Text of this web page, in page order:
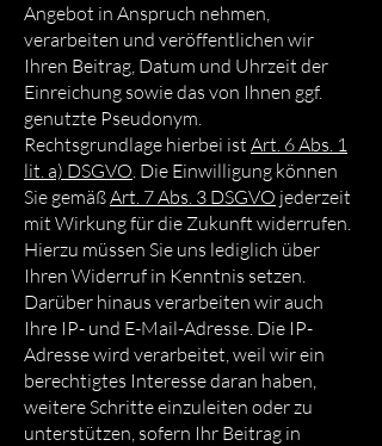
Angebot in Anspruch nehmen,
verarbeiten und veröffentlichen wir
Ihren Beitrag, Datum und Uhrzeit der
Einreichung sowie das von Ihnen ggf.
genutzte Pseudonym.
Rechtsgrundlage hierbei ist Art. 6 Abs. 1
lit. a) DSGVO. Die Einwilligung können
Sie gemäßArt. 7 Abs. 3 DSGVO jederzeit
mit Wirkung für die Zukunft widerrufen.
Hierzu müssen Sie uns lediglich über
Ihren Widerruf in Kenntnis setzen.
Darüber hinaus verarbeiten wir auch
Ihre IP- und E-Mail-Adresse. Die IP-
Adresse wird verarbeitet, weil wir ein
berechtigtes Interesse daran haben,
weitere Schritte einzuleiten oder zu
unterstützen, sofern Ihr Beitrag in